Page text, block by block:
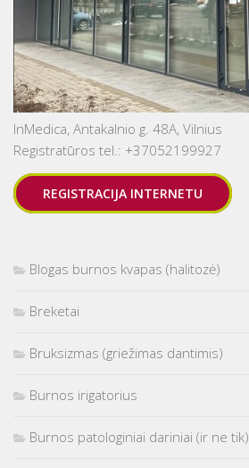
InMedica, Antakalnio g. 48A, Vilnius
Registratūros tel.: +37052199927
REGISTRACIJA INTERNETU
Blogas burnos kvapas (halitozė)
Breketai
Bruksizmas (griežimas dantimis)
Burnos irigatorius
Burnos patologiniai dariniai (ir ne tik)